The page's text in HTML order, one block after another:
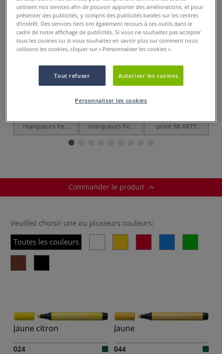
Ces articles pourraient également vous
intéresser
Étui de
marqueurs Pen
68 MAX Arty
Coffret métal de
marqueurs Pen
68 MAX Arty
Étui de 68 feutres
point 88 ARTY
Stabilo
Commander le produit
Veuillez choisir une ou plusieurs couleurs:
Toutes les couleurs
Jaune citron
024
Jaune
044
utilisent nos services afin de pouvoir apporter des améliorations, et pour
présenter des publicités, y compris des publicités basées sur les centres
d’intérêt. Des services tiers ont également recours à ces outils dans le
cadre de notre affichage de publicités. Si vous ne souhaitez pas accepter
tous les cookies ou si vous souhaitez en savoir plus sur comment nous
utilisons les cookies, cliquer sur « Personnaliser les cookies ».
Tout refuser Autoriser les cookies
Personnaliser les cookies